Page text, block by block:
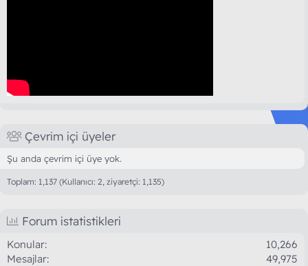
Çevrim içi üyeler
Şu anda çevrim içi üye yok.
Toplam: 1,137 (Kullanıcı: 2, ziyaretçi: 1,135)
Forum istatistikleri
Konular
10,266
Mesajlar
49,975